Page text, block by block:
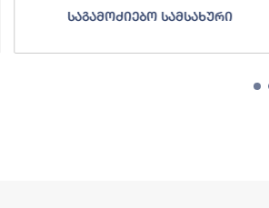
საგამოძიებო სამსახური